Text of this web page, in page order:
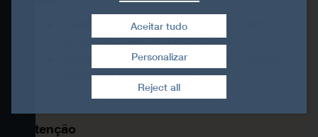
Produtos relacionados
Biblioteca CAD e BIM
Cavilha mecânica : perno WA M10-78/5
ou FM-753 CRACK 3DG M10x90/10
Ancoragem química : resina AT-HP + Haste
roscada LMAS M10-120/25.
Atenção
Reject all
Aceitar tudo
Retirar consentimento
Personalizar